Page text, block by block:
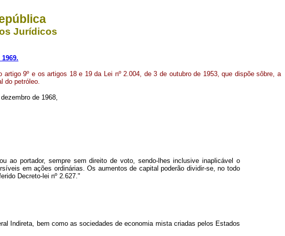
Jurídicos
artigo 9º e os artigos 18 e 19 da Lei nº 2.004, de 3 de outubro de 1953, que dispõe sôbre, a
do petróleo.
de 1968,
ao portador, sempre sem direito de voto, sendo-lhes inclusive inaplicável o
em ações ordinárias. Os aumentos de capital poderão dividir-se, no todo
Decreto-lei nº 2.627."
Indireta, bem como as sociedades de economia mista criadas pelos Estados